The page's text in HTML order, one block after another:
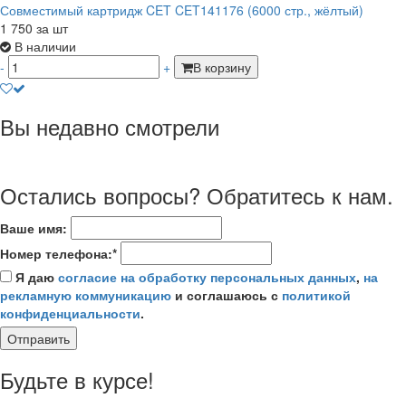
Совместимый картридж CET CET141176 (6000 стр., жёлтый)
1 750 за шт
В наличии
-
+ В корзину
Вы недавно смотрели
Остались вопросы? Обратитесь к нам.
Ваше имя:
Номер телефона:*
Я даю согласие на обработку персональных данных, на
рекламную коммуникацию и соглашаюсь с политикой
конфиденциальности.
Отправить
Будьте в курсе!